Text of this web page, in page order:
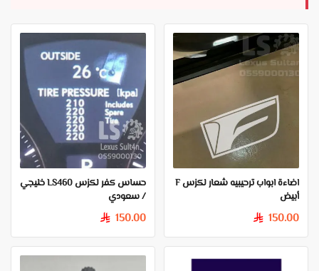
اضاءة ابواب ترحيبيه شعار لكزس F
أبيض
150.00
§
حساس كفر لكزس LS460 خليجي
/ سعودي
150.00
§